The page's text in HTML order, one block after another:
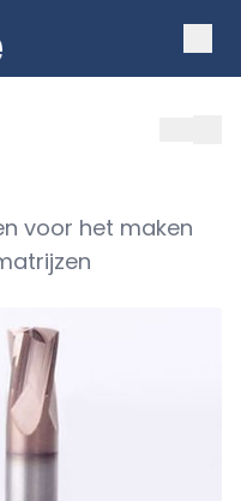
voor het maken